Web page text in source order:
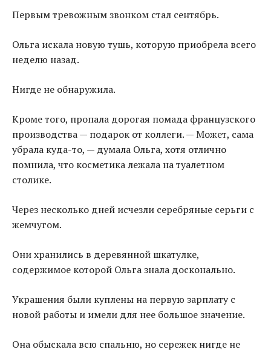
Первым тревожным звонком стал сентябрь.
Ольга искала новую тушь, которую приобрела всего
неделю назад.
Нигде не обнаружила.
Кроме того, пропала дорогая помада французского
производства — подарок от коллеги. — Может, сама
убрала куда-то, — думала Ольга, хотя отлично
помнила, что косметика лежала на туалетном
столике.
Через несколько дней исчезли серебряные серьги с
жемчугом.
Они хранились в деревянной шкатулке,
содержимое которой Ольга знала досконально.
Украшения были куплены на первую зарплату с
новой работы и имели для нее большое значение.
Она обыскала всю спальню, но сережек нигде не